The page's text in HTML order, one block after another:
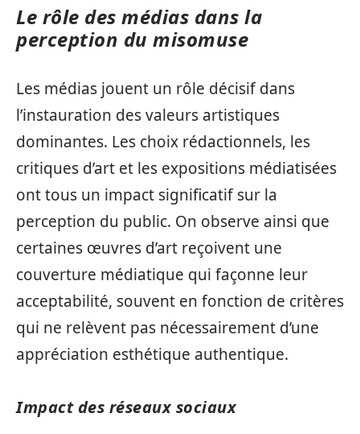
Le rôle des médias dans la
perception du misomuse
Les médias jouent un rôle décisif dans
l’instauration des valeurs artistiques
dominantes. Les choix rédactionnels, les
critiques d’art et les expositions médiatisées
ont tous un impact significatif sur la
perception du public. On observe ainsi que
certaines œuvres d’art reçoivent une
couverture médiatique qui façonne leur
acceptabilité, souvent en fonction de critères
qui ne relèvent pas nécessairement d’une
appréciation esthétique authentique.
Impact des réseaux sociaux